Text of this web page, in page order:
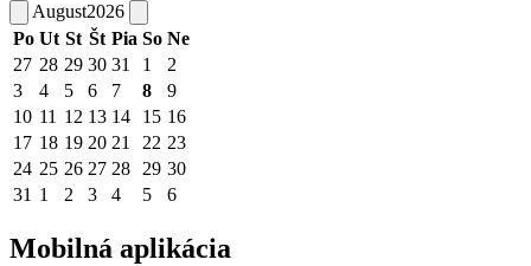
August2026
Po Ut St Št Pia So Ne
27 28 29 30 31 1
2
3
4 5 6 7 8
9
10 11 12 13 14 15 16
17 18 19 20 21 22 23
24 25 26 27 28 29 30
31 1 2 3 4 5 6
Mobilná aplikácia